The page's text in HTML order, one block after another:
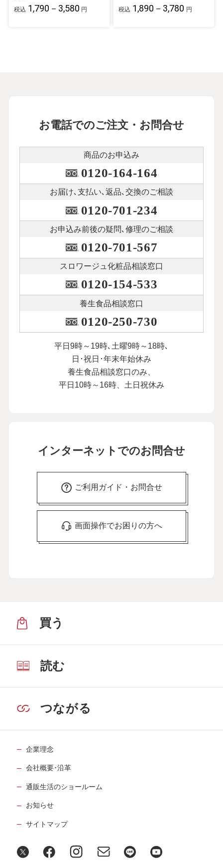
税込 1,790－3,580 円 税込 1,890－3,780 円
お電話でのご注文・お問合せ
商品のお申込み
0120-164-164
お届け､支払い､ 返品､交換のご相談
0120-701-234
お申込み前後の疑問､修理のご相談
0120-701-567
スロワージュ化粧品相談窓口
0120-154-533
養生食品相談窓口
0120-250-730
平日9時～19時､土曜9時～18時､
日･祝日･年末年始休み
養生食品相談窓口のみ、
平日10時～16時、土日祝休み
インターネットでのお問合せ
ご利用ガイド・お問合せ
画面操作でお困りの方へ
買う
読む
つながる
企業理念
会社概要･沿革
通販生活のショールーム
お知らせ
サイトマップ